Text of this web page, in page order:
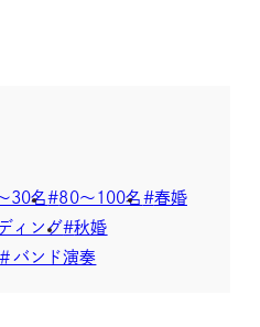
30名 80～100名
春婚
ィング
秋婚
ンド演奏